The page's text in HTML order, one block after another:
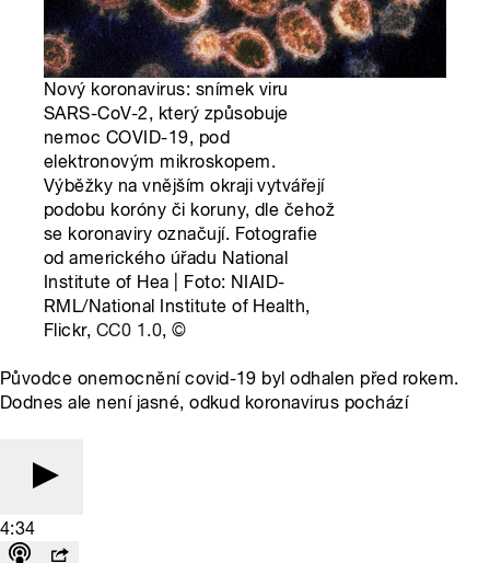
Nový koronavirus: snímek viru
SARS-CoV-2, který způsobuje
nemoc COVID-19, pod
elektronovým mikroskopem.
Výběžky na vnějším okraji vytvářejí
podobu koróny či koruny, dle čehož
se koronaviry označují. Fotografie
od amerického úřadu National
Institute of Hea | Foto: NIAID-
RML/National Institute of Health,
Flickr, CC0 1.0,©
Původce onemocnění covid-19 byl odhalen před rokem.
Dodnes ale není jasné, odkud koronavirus pochází
4:34